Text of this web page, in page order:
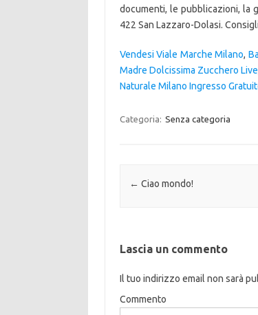
documenti, le pubblicazioni, la
422 San Lazzaro-Dolasi.
Vendesi Viale Marche Milano,
Madre Dolcissima Zucchero Live
Naturale Milano Ingresso
Categoria: Senza categoria
Navigazione articolo
← Ciao mondo!
Lascia un commento
Il tuo indirizzo email non sarà
Commento